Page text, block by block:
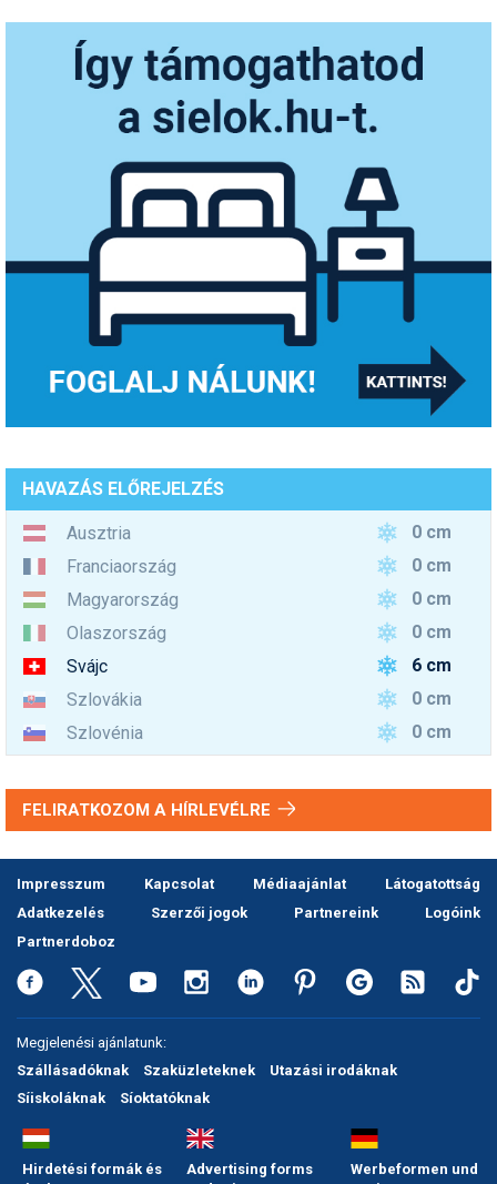
HAVAZÁS ELŐREJELZÉS
Ausztria
0 cm
Franciaország
0 cm
Magyarország
0 cm
Olaszország
0 cm
Svájc
6 cm
Szlovákia
0 cm
Szlovénia
0 cm
FELIRATKOZOM A HÍRLEVÉLRE
Impresszum Kapcsolat Médiaajánlat
Látogatottság
Adatkezelés
Szerzői jogok Partnereink
Logóink
Partnerdoboz
Megjelenési ajánlatunk:
Szállásadóknak
Szaküzleteknek
Utazási irodáknak
Síiskoláknak
Síoktatóknak
Hirdetési formák és
Advertising forms
Werbeformen und